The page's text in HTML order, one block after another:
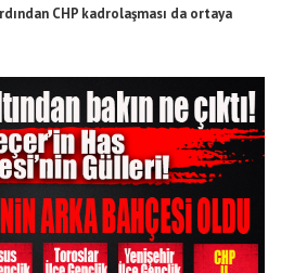
CHP kadrolaşması da ortaya